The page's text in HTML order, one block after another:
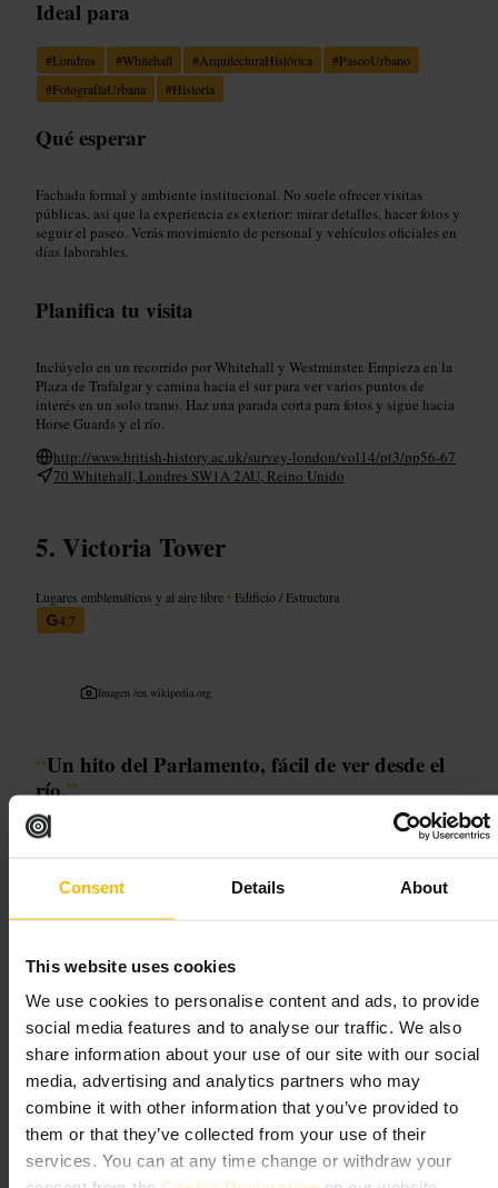
Consent Details About
This website uses cookies
We use cookies to personalise content and ads, to provide
social media features and to analyse our traffic. We also
share information about your use of our site with our social
media, advertising and analytics partners who may
combine it with other information that you’ve provided to
them or that they’ve collected from your use of their
services. You can at any time change or withdraw your
Ideal para
#Londres #Whitehall #ArquitecturaHistórica #PaseoUrbano
#FotografíaUrbana #Historia
Qué esperar
Fachada formal y ambiente institucional. No suele ofrecer visitas
públicas, así que la experiencia es exterior: mirar detalles, hacer fotos y
seguir el paseo. Verás movimiento de personal y vehículos oficiales en
días laborables.
Planifica tu visita
Inclúyelo en un recorrido por Whitehall y Westminster. Empieza en la
Plaza de Trafalgar y camina hacia el sur para ver varios puntos de
interés en un solo tramo. Haz una parada corta para fotos y sigue hacia
Horse Guards y el río.
http://www.british-history.ac.uk/survey-london/vol14/pt3/pp56-67
70 Whitehall, Londres SW1A 2AU, Reino Unido
Victoria Tower
Lugares emblemáticos y al aire libre • Edificio / Estructura
4,7
Imagen /en.wikipedia.org
“Un hito del Parlamento, fácil de ver desde el
río.”
Ideal para
#Londres #ArquitecturaGótica
Qué esperar
Verás una torre cuadrada y maciza con detalles neogóticos, ventanas
altas y elementos ornamentales en la piedra. No suele haber acceso
público generalizado, así que la experiencia es principalmente exterior.
El entorno incluye jardines y paseos junto al río, ideales para combinar
con otras visitas cercanas.